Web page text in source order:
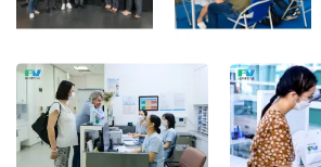
the
keyboard
shortcuts
for
changing
dates.